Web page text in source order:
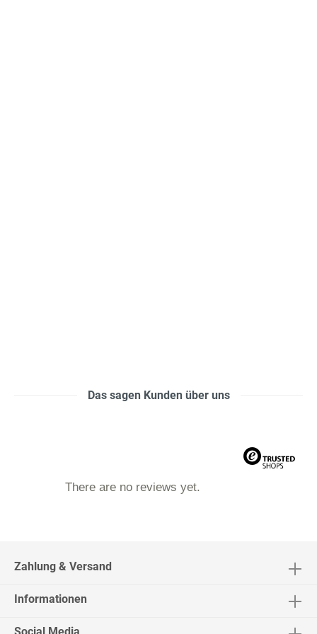
Das sagen Kunden über uns
There are no reviews yet.
Zahlung & Versand
Informationen